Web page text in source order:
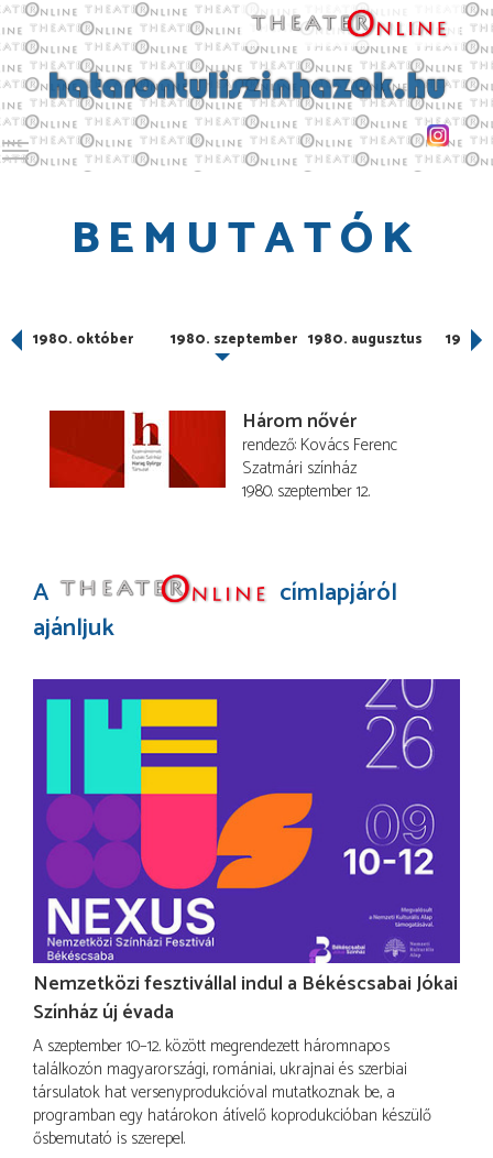
Toggle main menu visibility
BEMUTATÓK
1980. október 1980. szeptember 1980. augusztus 1980.
Három nővér
rendező Kovács Ferenc
Szatmári színház
1980. szeptember 12.
A
címlapjáról
ajánljuk
Nemzetközi fesztivállal indul a Békéscsabai Jókai
Színház új évada
A szeptember 10–12. között megrendezett háromnapos
találkozón magyarországi, romániai, ukrajnai és szerbiai
társulatok hat versenyprodukcióval mutatkoznak be, a
programban egy határokon átívelő koprodukcióban készülő
ősbemutató is szerepel.